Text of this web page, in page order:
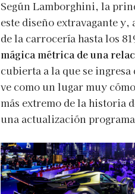
Según Lamborghini, la
este diseño extravagante
de la carrocería hasta los
mágica métrica de una
cubierta a la que se
ve como un lugar muy
más extremo de la historia
una actualización